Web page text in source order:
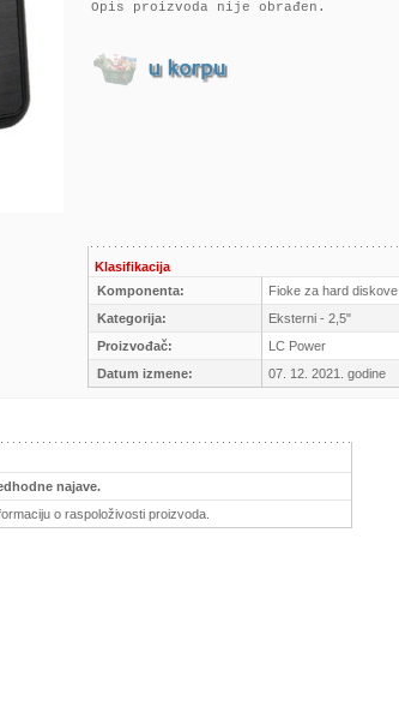
Opis proizvoda nije obrađen.
Klasifikacija
Komponenta:
Fioke za hard diskove
Kategorija:
Eksterni - 2,5"
Proizvođač:
LC Power
Datum izmene:
07. 12. 2021. godine
najave.
o raspoloživosti proizvoda.